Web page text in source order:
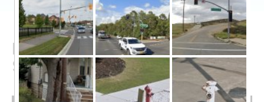
Royal Sun Elite'de 1+1 Dairenin
Satışı